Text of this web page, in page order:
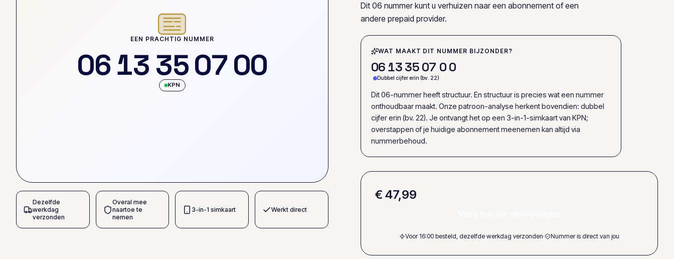
EEN PRACHTIG NUMMER
0613 350700
KPN
Dezelfde
werkdag
verzonden
Overal mee
naartoe te
nemen
3-in-1 simkaart Werkt direct
Dit 06 nummer kunt u verhuizen naar een abonnement of een
andere prepaid provider.
WAT MAAKT DIT NUMMER BIJZONDER?
06133507 00
Dubbel cijfer erin (bv. 22)
Dit 06-nummer heeft structuur. En structuur is precies wat een nummer
onthoudbaar maakt. Onze patroon-analyse herkent bovendien: dubbel
cijfer erin (bv. 22). Je ontvangt het op een 3-in-1-simkaart van KPN;
overstappen of je huidige abonnement meenemen kan altijd via
nummerbehoud.
€ 47,99
Voor 16:00 besteld, dezelfde werkdag verzonden· Nummer is direct van jou